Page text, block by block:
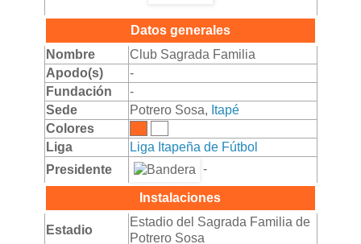
Datos generales
Nombre
Club Sagrada Familia
Apodo(s)
-
Fundación
-
Sede
Potrero Sosa, Itapé
Colores
Liga
Liga Itapeña de Fútbol
Presidente
-
Instalaciones
Estadio
Estadio del Sagrada Familia de
Potrero Sosa